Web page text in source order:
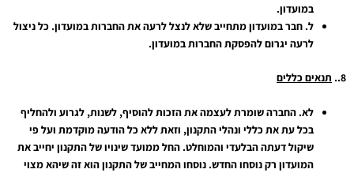
במועדון.
ל.חבר במועדון מתחייב שלא לנצל לרעה את החברות במועדון. כל ניצול
לרעה יגרום להפסקת החברות במועדון.
8.. תנאים כללים
לא.החברה שומרת לעצמה את הזכות להוסיף, לשנות, לגרוע ולהחליף
בכל עת את כללי ונהלי התקנון, וזאת ללא כל הודעה מוקדמת ועל פי
שיקול דעתה הבלעדי והמוחלט. החל ממועד שינויו של התקנון יחייב את
המועדון רק נוסחו החדש. נוסחו המחייב של התקנון הוא זה שיהא מצוי